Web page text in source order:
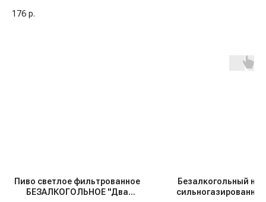
176 р.
Пиво светлое фильтрованное
БЕЗАЛКОГОЛЬНОЕ "Два
Безалкогольный